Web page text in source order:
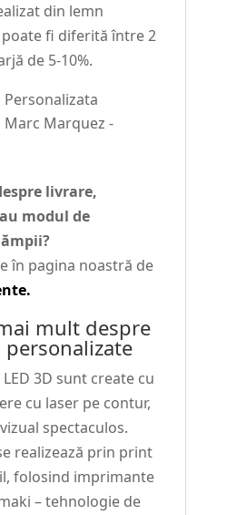
din lemn
fi diferită între 2
de 5-10%.
Personalizata
Marc Marquez -
livrare,
modul de
în pagina noastră de
mult despre
personalizate
3D sunt create cu
cu laser pe contur,
spectaculos.
realizează prin print
folosind imprimante
– tehnologie de